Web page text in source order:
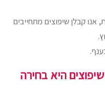
אנו קבלן שיפוצים מתחייבים
היא בחירה